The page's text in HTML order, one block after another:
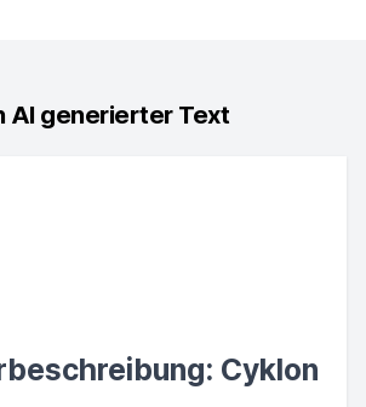
AI generierter Text
Cyklon